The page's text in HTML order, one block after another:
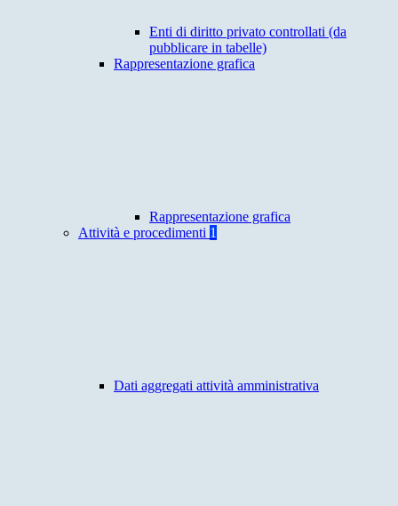
Enti di diritto privato controllati (da
pubblicare in tabelle)
Rappresentazione grafica
Rappresentazione grafica
Attività e procedimenti 1
Dati aggregati attività amministrativa